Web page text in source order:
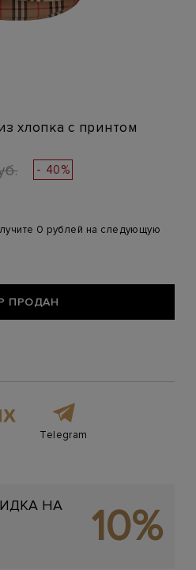
хлопка с принтом
- 40%
0 рублей на следующую
ПРОДАН
Telegram
НА
10%